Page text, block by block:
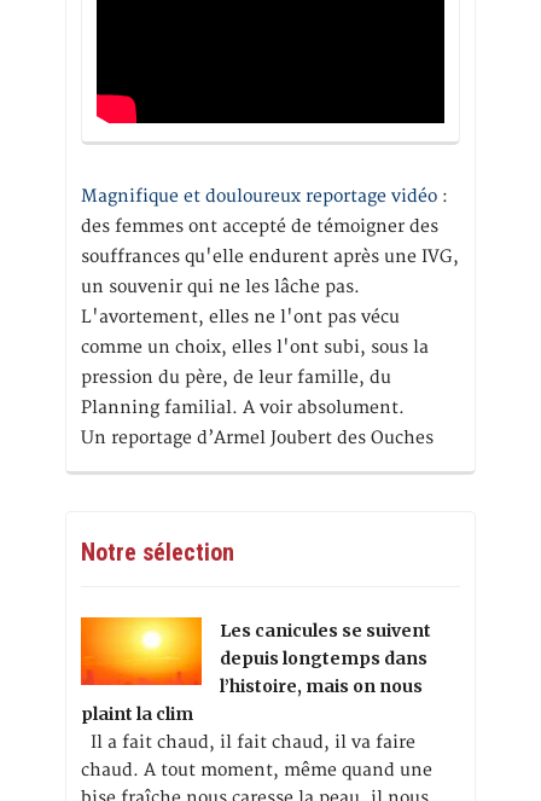
Magnifique et douloureux reportage vidéo :
des femmes ont accepté de témoigner des
souffrances qu'elle endurent après une IVG,
un souvenir qui ne les lâche pas.
L'avortement, elles ne l'ont pas vécu
comme un choix, elles l'ont subi, sous la
pression du père, de leur famille, du
Planning familial. A voir absolument.
Un reportage d’Armel Joubert des Ouches
Notre sélection
Les canicules se suivent
depuis longtemps dans
l’histoire, mais on nous
plaint la clim
Il a fait chaud, il fait chaud, il va faire
chaud. A tout moment, même quand une